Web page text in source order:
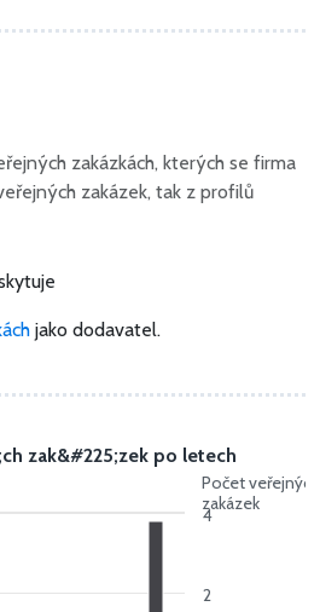
zakázkách, kterých se firma
zakázek, tak z profilů
jako dodavatel.
Počet veřejných
zakázek
zak&#225;zek po letech
2
4